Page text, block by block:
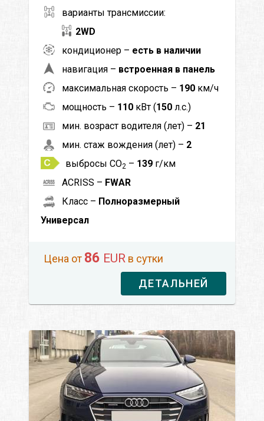
варианты трансмиссии:
2WD
кондиционер – есть в наличии
навигация – встроенная в панель
максимальная скорость – 190 км/ч
мощность – 110 кВт (150 л.с.)
мин. возраст водителя (лет) – 21
мин. стаж вождения (лет) – 2
выбросы CO2 – 139 г/км
ACRISS – FWAR
Класс – Полноразмерный
Универсал
Цена от 86 EUR в сутки
ДЕТАЛЬНЕЙ